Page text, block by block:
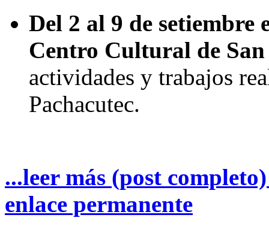
Del 2 al 9 de
Centro Cultural de
actividades y trabajos
Pachacutec.
...leer más (post
enlace permanente